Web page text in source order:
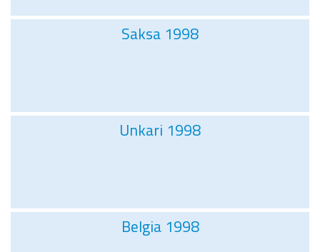
Saksa 1998
Unkari 1998
Belgia 1998